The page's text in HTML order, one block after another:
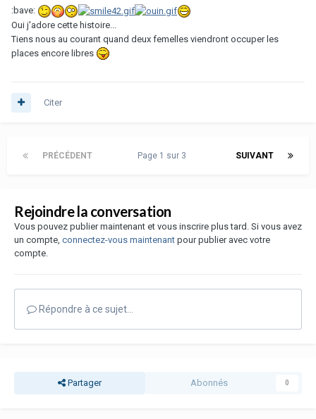
:bave:
Oui j'adore cette histoire...
Tiens nous au courant quand deux femelles viendront occuper les
places encore libres
Citer
PRÉCÉDENT SUIVANT
Page 1 sur 3
Rejoindre la conversation
Vous pouvez publier maintenant et vous inscrire plus tard. Si vous avez
un compte, connectez-vous maintenant pour publier avec votre
compte.
Répondre à ce sujet…
Partager Abonnés 0